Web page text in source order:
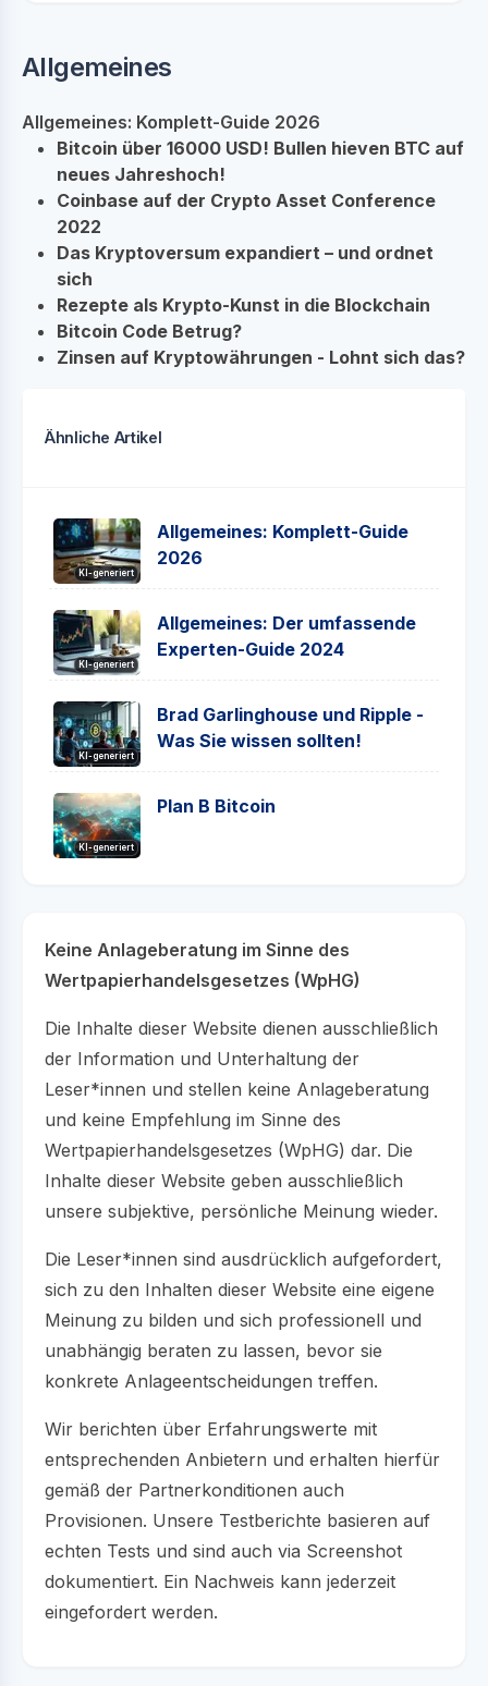
Allgemeines
Allgemeines: Komplett-Guide 2026
Bitcoin über 16000 USD! Bullen hieven BTC auf
neues Jahreshoch!
Coinbase auf der Crypto Asset Conference
2022
Das Kryptoversum expandiert – und ordnet
sich
Rezepte als Krypto-Kunst in die Blockchain
Bitcoin Code Betrug?
Zinsen auf Kryptowährungen - Lohnt sich das?
Ähnliche Artikel
KI-generiert
Allgemeines: Komplett-Guide
2026
KI-generiert
Allgemeines: Der umfassende
Experten-Guide 2024
KI-generiert
Brad Garlinghouse und Ripple -
Was Sie wissen sollten!
KI-generiert
Plan B Bitcoin
Keine Anlageberatung im Sinne des
Wertpapierhandelsgesetzes (WpHG)
Die Inhalte dieser Website dienen ausschließlich
der Information und Unterhaltung der
Leser*innen und stellen keine Anlageberatung
und keine Empfehlung im Sinne des
Wertpapierhandelsgesetzes (WpHG) dar. Die
Inhalte dieser Website geben ausschließlich
unsere subjektive, persönliche Meinung wieder.
Die Leser*innen sind ausdrücklich aufgefordert,
sich zu den Inhalten dieser Website eine eigene
Meinung zu bilden und sich professionell und
unabhängig beraten zu lassen, bevor sie
konkrete Anlageentscheidungen treffen.
Wir berichten über Erfahrungswerte mit
entsprechenden Anbietern und erhalten hierfür
gemäß der Partnerkonditionen auch
Provisionen. Unsere Testberichte basieren auf
echten Tests und sind auch via Screenshot
dokumentiert. Ein Nachweis kann jederzeit
eingefordert werden.